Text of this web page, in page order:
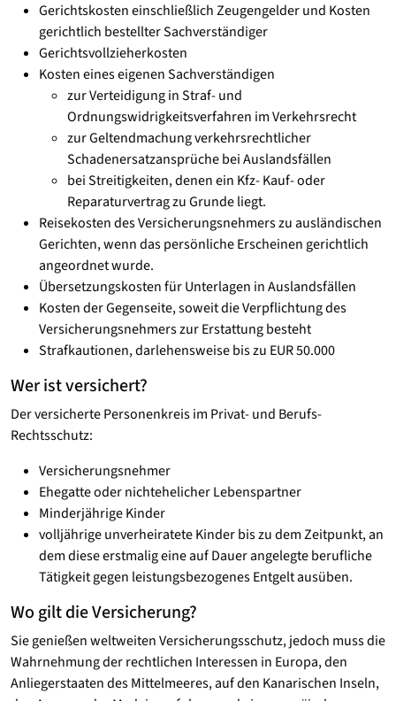
Gerichtskosten einschließlich Zeugengelder und Kosten
gerichtlich bestellter Sachverständiger
Gerichtsvollzieherkosten
Kosten eines eigenen Sachverständigen
zur Verteidigung in Straf- und
Ordnungswidrigkeitsverfahren im Verkehrsrecht
zur Geltendmachung verkehrsrechtlicher
Schadenersatzansprüche bei Auslandsfällen
bei Streitigkeiten, denen ein Kfz- Kauf- oder
Reparaturvertrag zu Grunde liegt.
Reisekosten des Versicherungsnehmers zu ausländischen
Gerichten, wenn das persönliche Erscheinen gerichtlich
angeordnet wurde.
Übersetzungskosten für Unterlagen in Auslandsfällen
Kosten der Gegenseite, soweit die Verpflichtung des
Versicherungsnehmers zur Erstattung besteht
Strafkautionen, darlehensweise bis zu EUR 50.000
Wer ist versichert?
Der versicherte Personenkreis im Privat- und Berufs-
Rechtsschutz:
Versicherungsnehmer
Ehegatte oder nichtehelicher Lebenspartner
Minderjährige Kinder
volljährige unverheiratete Kinder bis zu dem Zeitpunkt, an
dem diese erstmalig eine auf Dauer angelegte berufliche
Tätigkeit gegen leistungsbezogenes Entgelt ausüben.
Wo gilt die Versicherung?
Sie genießen weltweiten Versicherungsschutz, jedoch muss die
Wahrnehmung der rechtlichen Interessen in Europa, den
Anliegerstaaten des Mittelmeeres, auf den Kanarischen Inseln,